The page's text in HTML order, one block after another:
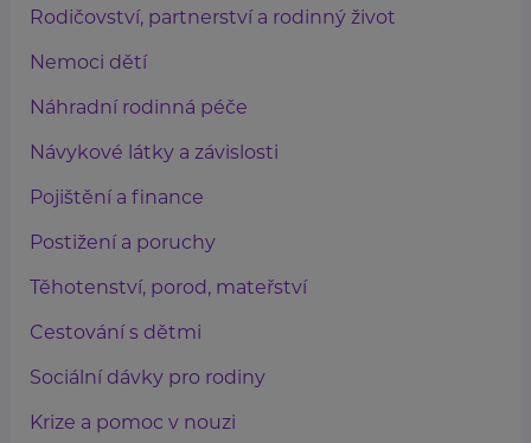
Rodičovství, partnerství a rodinný život
Nemoci dětí
Náhradní rodinná péče
Návykové látky a závislosti
Pojištění a finance
Postižení a poruchy
Těhotenství, porod, mateřství
Cestování s dětmi
Sociální dávky pro rodiny
Krize a pomoc v nouzi